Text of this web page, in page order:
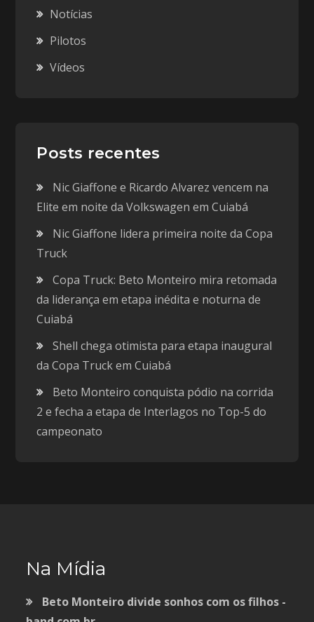
Notícias
Pilotos
Vídeos
Posts recentes
Nic Giaffone e Ricardo Alvarez vencem na
Elite em noite da Volkswagen em Cuiabá
Nic Giaffone lidera primeira noite da Copa
Truck
Copa Truck: Beto Monteiro mira retomada
da liderança em etapa inédita e noturna de
Cuiabá
Shell chega otimista para etapa inaugural
da Copa Truck em Cuiabá
Beto Monteiro conquista pódio na corrida
2 e fecha a etapa de Interlagos no Top-5 do
campeonato
Na Mídia
Beto Monteiro divide sonhos com os filhos -